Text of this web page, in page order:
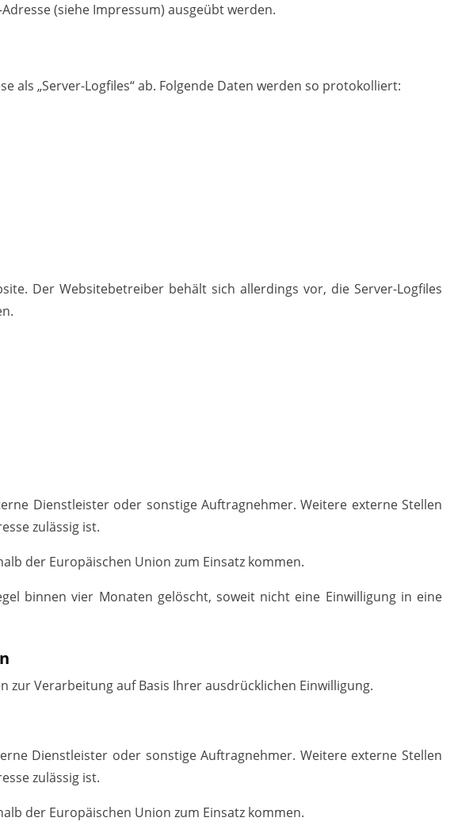
(siehe Impressum) ausgeübt werden.
„Server-Logfiles“ ab. Folgende Daten werden so protokolliert:
Der Websitebetreiber behält sich allerdings vor, die Server-Logfiles
Dienstleister oder sonstige Auftragnehmer. Weitere externe Stellen
zulässig ist.
der Europäischen Union zum Einsatz kommen.
binnen vier Monaten gelöscht, soweit nicht eine Einwilligung in eine
Verarbeitung auf Basis Ihrer ausdrücklichen Einwilligung.
Dienstleister oder sonstige Auftragnehmer. Weitere externe Stellen
zulässig ist.
der Europäischen Union zum Einsatz kommen.